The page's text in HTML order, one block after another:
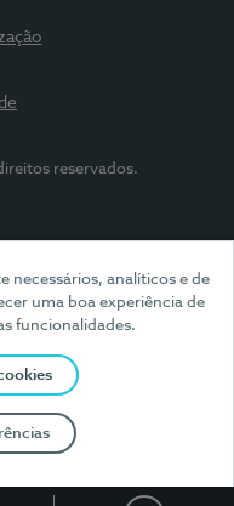
necessários, analíticos e de
uma boa experiência de
funcionalidades.
reservados.